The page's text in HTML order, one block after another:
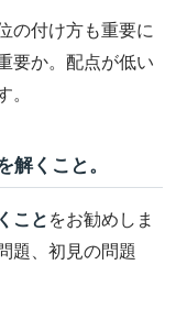
の付け方も重要に
要か。配点が低い
くこと。
ことをお勧めしま
題、初見の問題